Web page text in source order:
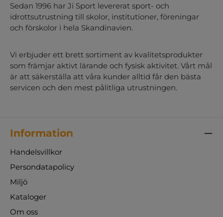
Sedan 1996 har Ji Sport levererat sport- och
idrottsutrustning till skolor, institutioner, föreningar
och förskolor i hela Skandinavien.
Vi erbjuder ett brett sortiment av kvalitetsprodukter
som främjar aktivt lärande och fysisk aktivitet. Vårt mål
är att säkerställa att våra kunder alltid får den bästa
servicen och den mest pålitliga utrustningen.
Information
Handelsvillkor
Persondatapolicy
Miljö
Kataloger
Om oss